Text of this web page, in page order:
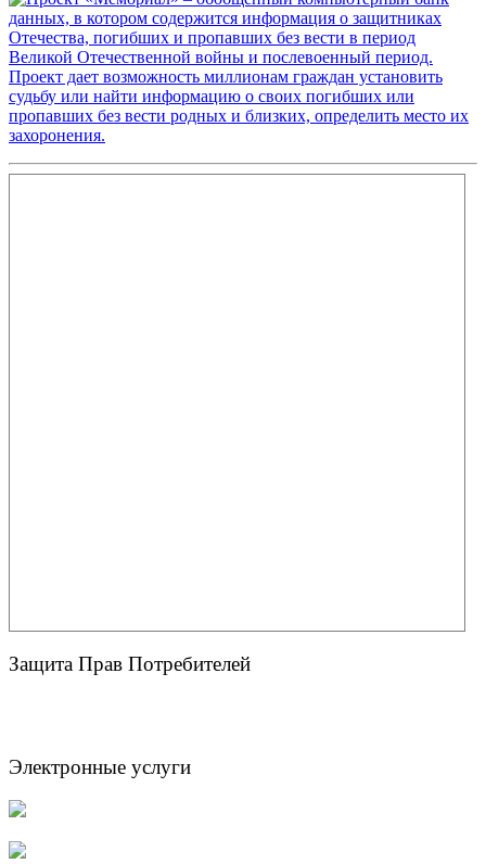
Защита Прав Потребителей
Электронные услуги